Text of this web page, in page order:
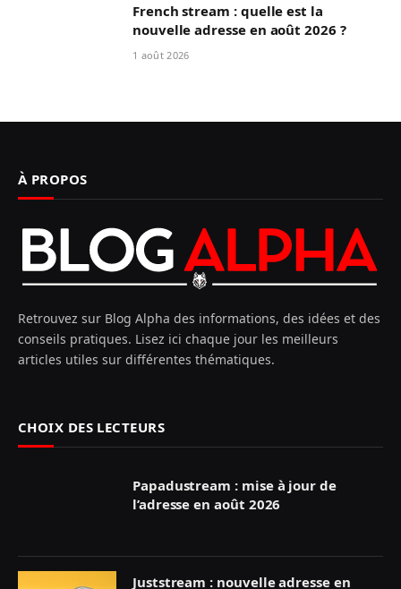
French stream : quelle est la
nouvelle adresse en août 2026 ?
1 août 2026
À PROPOS
Retrouvez sur Blog Alpha des informations, des idées et des
conseils pratiques. Lisez ici chaque jour les meilleurs
articles utiles sur différentes thématiques.
CHOIX DES LECTEURS
Papadustream : mise à jour de
l’adresse en août 2026
Juststream : nouvelle adresse en